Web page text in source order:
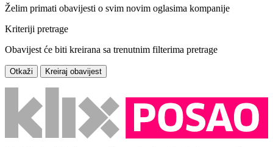
Želim primati obavijesti o svim novim oglasima kompanije
Kriteriji pretrage
Obavijest će biti kreirana sa trenutnim filterima pretrage
Otkaži Kreiraj obavijest